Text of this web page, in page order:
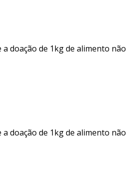
doação de 1kg de alimento não
doação de 1kg de alimento não